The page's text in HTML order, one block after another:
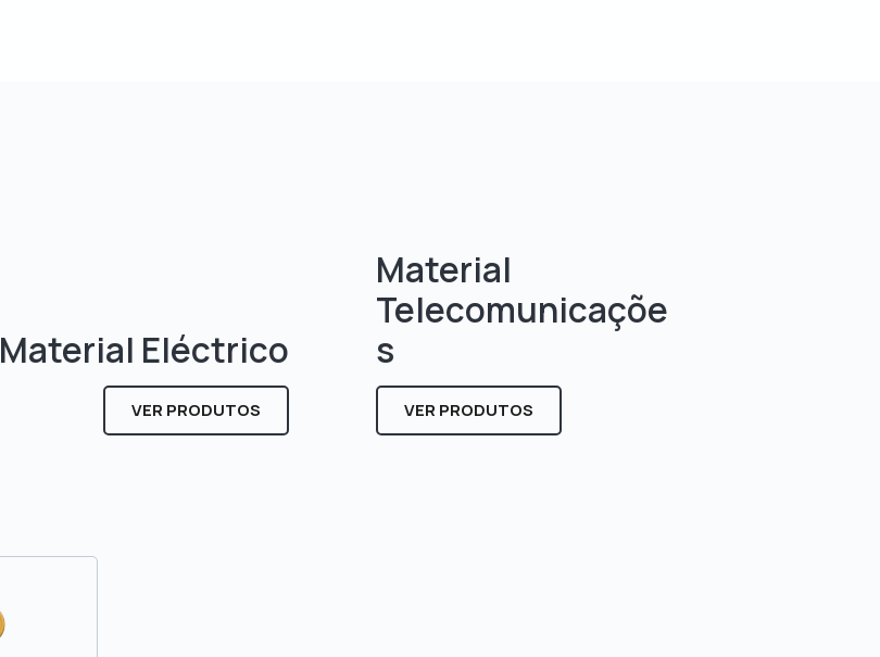
Material Eléctrico
VER PRODUTOS
Material
Telecomunicaçõe
s
VER PRODUTOS